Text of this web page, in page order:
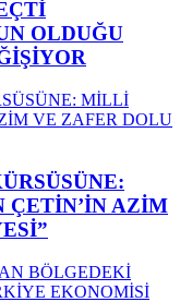
OLDUĞU
ÇETİN’İN AZİM